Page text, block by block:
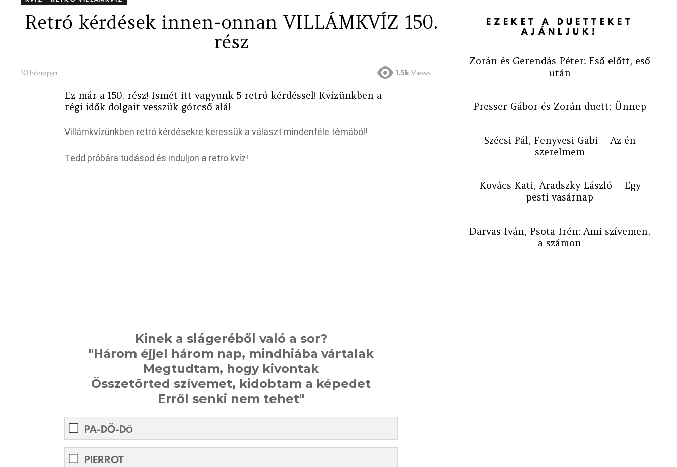
Retró kérdések innen-onnan VILLÁMKVÍZ 150.
rész
10 hónapja 1.5k Views
Ez már a 150. rész! Ismét itt vagyunk 5 retró kérdéssel! Kvízünkben a
régi idők dolgait vesszük górcső alá!
Villámkvízünkben retró kérdésekre keressük a választ mindenféle témából!
Tedd próbára tudásod és induljon a retro kvíz!
Kinek a slágeréből való a sor?
"Három éjjel három nap, mindhiába vártalak
Megtudtam, hogy kivontak
Összetörted szívemet, kidobtam a képedet
Erről senki nem tehet"
PA-DÖ-DŐ
PIERROT
EZEKET A DUETTEKET
AJÁNLJUK!
Zorán és Gerendás Péter: Eső előtt, eső
után
Presser Gábor és Zorán duett: Ünnep
Szécsi Pál, Fenyvesi Gabi – Az én
szerelmem
Kovács Kati, Aradszky László – Egy
pesti vasárnap
Darvas Iván, Psota Irén: Ami szívemen,
a számon